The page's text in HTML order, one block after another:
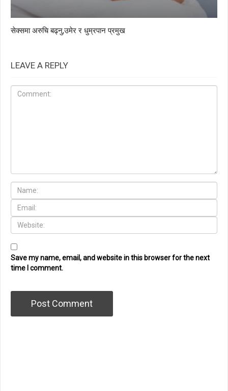
सेक्समा अरुचि बढ्नु,उमेर र धुम्रपान प्रमुख
LEAVE A REPLY
Save my name, email, and website in this browser for the next
time I comment.